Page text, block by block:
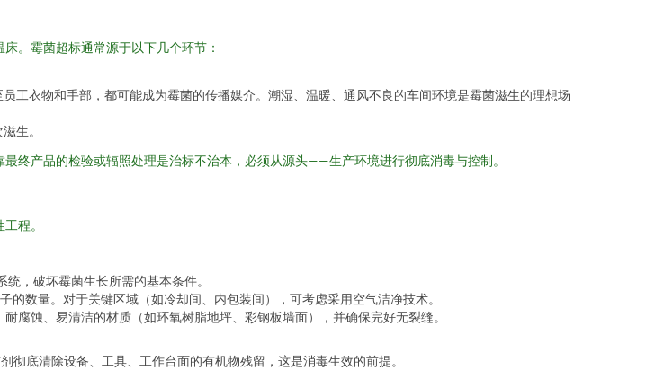
。霉菌超标通常源于以下几个环节：
工衣物和手部，都可能成为霉菌的传播媒介。潮湿、温暖、通风不良的车间环境是霉菌滋生的理想场
生。
终产品的检验或辐照处理是治标不治本，必须从源头——生产环境进行彻底消毒与控制。
程。
，破坏霉菌生长所需的基本条件。
数量。对于关键区域（如冷却间、内包装间），可考虑采用空气洁净技术。
腐蚀、易清洁的材质（如环氧树脂地坪、彩钢板墙面），并确保完好无裂缝。
彻底清除设备、工具、工作台面的有机物残留，这是消毒生效的前提。